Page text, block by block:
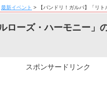
最新イベント > 【バンドリ！ガルパ】「リ
ローズ・ハーモニー」
スポンサードリンク